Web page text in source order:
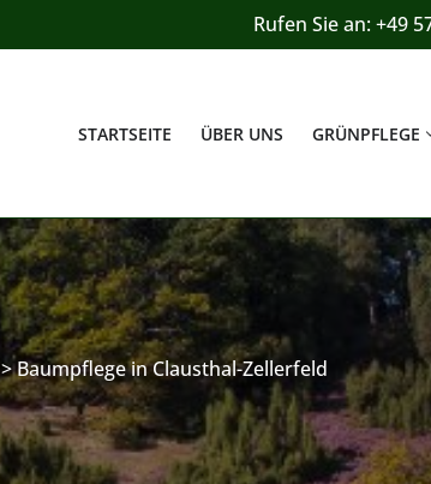
Rufen Sie an: +49
STARTSEITE ÜBER UNS GRÜNPFLEGE
>Baumpflege in Clausthal-Zellerfeld